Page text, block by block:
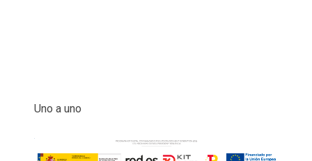
Uno a uno